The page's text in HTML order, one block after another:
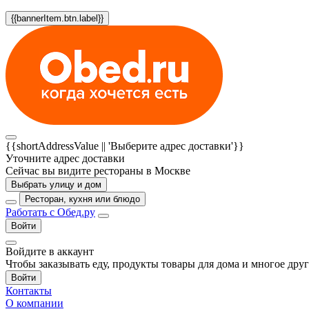
{{bannerItem.btn.label}}
{{shortAddressValue || 'Выберите адрес доставки'}}
Уточните адрес доставки
Сейчас вы видите рестораны в Москве
Выбрать улицу и дом
Ресторан, кухня или блюдо
Работать с Обед.ру
Войти
Войдите в аккаунт
Чтобы заказывать еду, продукты товары для дома и многое
Войти
Контакты
О компании